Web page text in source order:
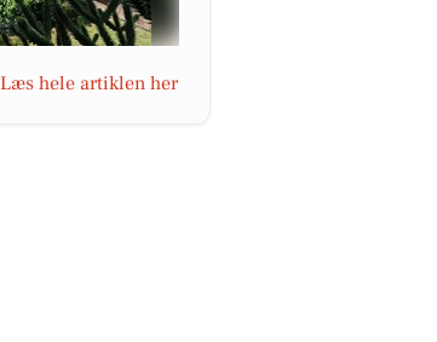
Læs hele artiklen her